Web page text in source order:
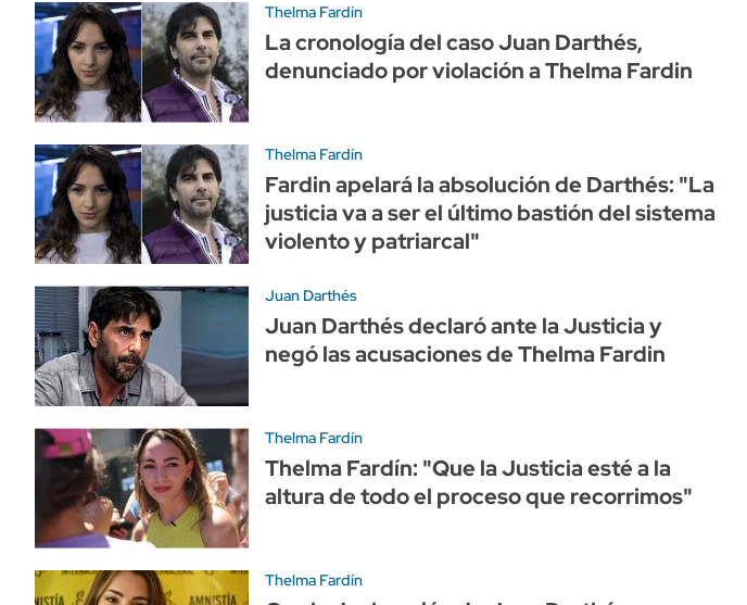
Thelma Fardín
La cronología del caso Juan Darthés,
denunciado por violación a Thelma Fardin
Thelma Fardín
Fardin apelará la absolución de Darthés: "La
justicia va a ser el último bastión del sistema
violento y patriarcal"
Juan Darthés
Juan Darthés declaró ante la Justicia y
negó las acusaciones de Thelma Fardin
Thelma Fardín
Thelma Fardín: "Que la Justicia esté a la
altura de todo el proceso que recorrimos"
Thelma Fardín